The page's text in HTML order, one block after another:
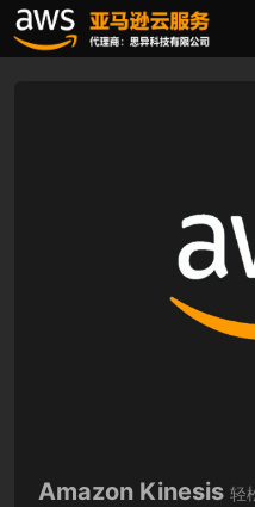
Amazon Kinesis 轻